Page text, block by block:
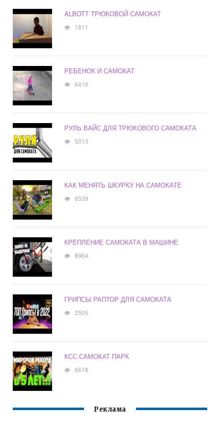
ALBOTT ТРЮКОВОЙ САМОКАТ
1811
РЕБЕНОК И САМОКАТ
6416
РУЛЬ ВАЙС ДЛЯ ТРЮКОВОГО САМОКАТА
5013
КАК МЕНЯТЬ ШКУРКУ НА САМОКАТЕ
6539
КРЕПЛЕНИЕ САМОКАТА В МАШИНЕ
8964
ГРИПСЫ РАПТОР ДЛЯ САМОКАТА
2505
КСС САМОКАТ ПАРК
6618
Реклама